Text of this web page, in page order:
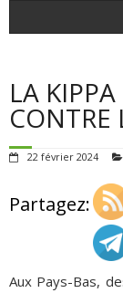
POUR AGIR
QUI SOMMES-
ADHÉSIONS,
LA
CONTRE
22 février 2024
Partagez:
Aux Pays-Bas,